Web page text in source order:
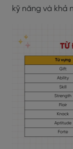
kỹ năng và khả